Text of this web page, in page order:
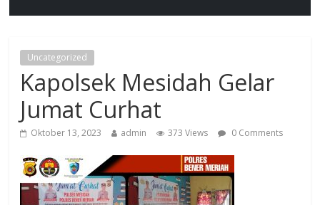
Uncategorized
Kapolsek Mesidah Gelar
Jumat Curhat
Oktober 13, 2023 admin 373 Views 0 Comments